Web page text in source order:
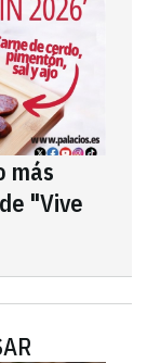
más
"Vive